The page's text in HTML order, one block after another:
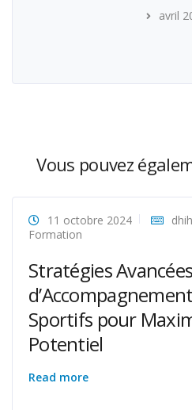
avril
Vous pouvez
11 octobre 2024
Formation
Stratégies Avancées
Sportifs pour
Potentiel
Read more